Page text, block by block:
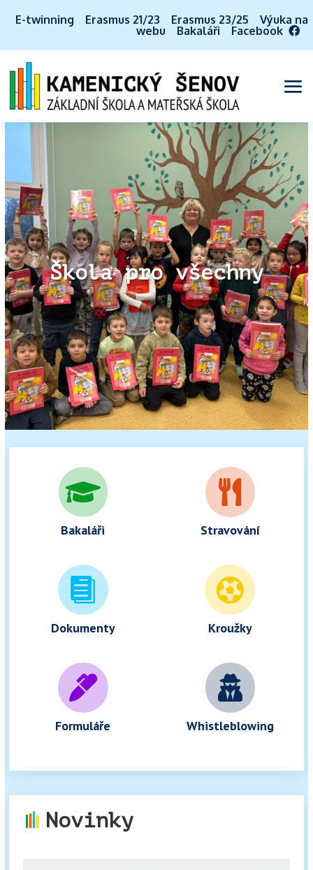
E-twinning Erasmus 21/23 Erasmus 23/25
Výuka na
webu
Bakaláři Facebook
Škola pro všechny

Bakaláři

Stravování

Dokumenty

Kroužky

Formuláře

Whistleblowing
Novinky